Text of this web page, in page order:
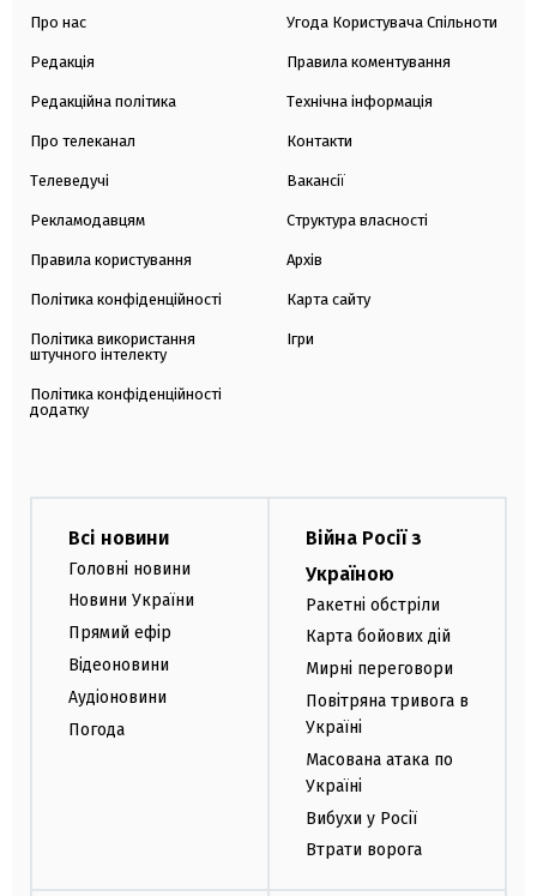
Про нас
Редакція
Редакційна політика
Про телеканал
Телеведучі
Рекламодавцям
Правила користування
Політика конфіденційності
Політика використання
штучного інтелекту
Політика конфіденційності
додатку
Угода Користувача Спільноти
Правила коментування
Технічна інформація
Контакти
Вакансії
Структура власності
Архів
Карта сайту
Ігри
Всі новини
Головні новини
Новини України
Прямий ефір
Відеоновини
Аудіоновини
Погода
Війна Росії з
Україною
Ракетні обстріли
Карта бойових дій
Мирні переговори
Повітряна тривога в
Україні
Масована атака по
Україні
Вибухи у Росії
Втрати ворога